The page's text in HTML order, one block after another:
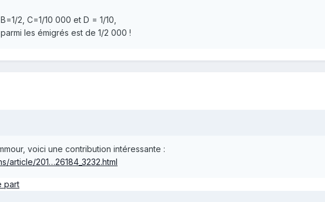
2, C=1/10 000 et D = 1/10,
les émigrés est de 1/2 000 !
voici une contribution intéressante :
article/201…26184_3232.html
part